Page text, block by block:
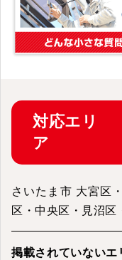
対応エリ
ア
さいたま市 大宮区
区・中央区・見沼区
掲載されていないエ